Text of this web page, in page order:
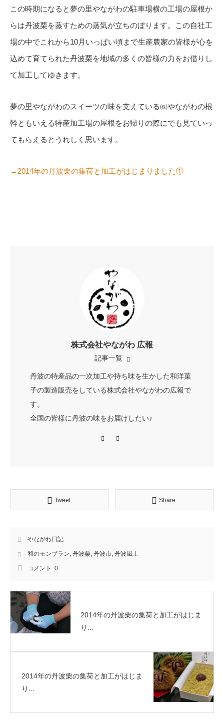
この時期になると夢の里やながわの駐車場横の工場の屋根か
らは丹波栗を蒸すための蒸気が立ちのぼります。この自社工
場の中でこれから10月いっぱい頃まで生産農家の皆様が心を
込めて育てられた丹波栗を地域の多くの皆様の力をお借りし
て加工してゆきます。
夢の里やながわのスイーツの味を支えている㈱やながわの根
幹ともいえる特産加工場の屋根をお帰りの際にでも見ていっ
てもらえるとうれしく思います。
→2014年の丹波栗の集荷と加工がはじまりました①
株式会社やながわ 広報
記事一覧
丹波の特産品の一次加工や持ち味を生かした和洋菓
子の製造販売をしている株式会社やながわの広報で
す。
全国の皆様に丹波の味をお届けしたい♪
Tweet Share
やながわ日記
和のモンブラン, 丹波栗, 丹波市, 丹波風土
コメント: 0
2014年の丹波栗の集荷と加工がはじま
り...
2014年の丹波栗の集荷と加工がはじま
り...